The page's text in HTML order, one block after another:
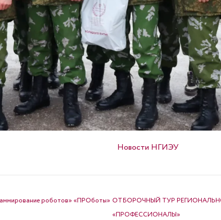
Новости НГИЭУ
роботов» «ПРОботы» ОТБОРОЧНЫЙ ТУР
«ПРОФЕССИОНАЛЫ»